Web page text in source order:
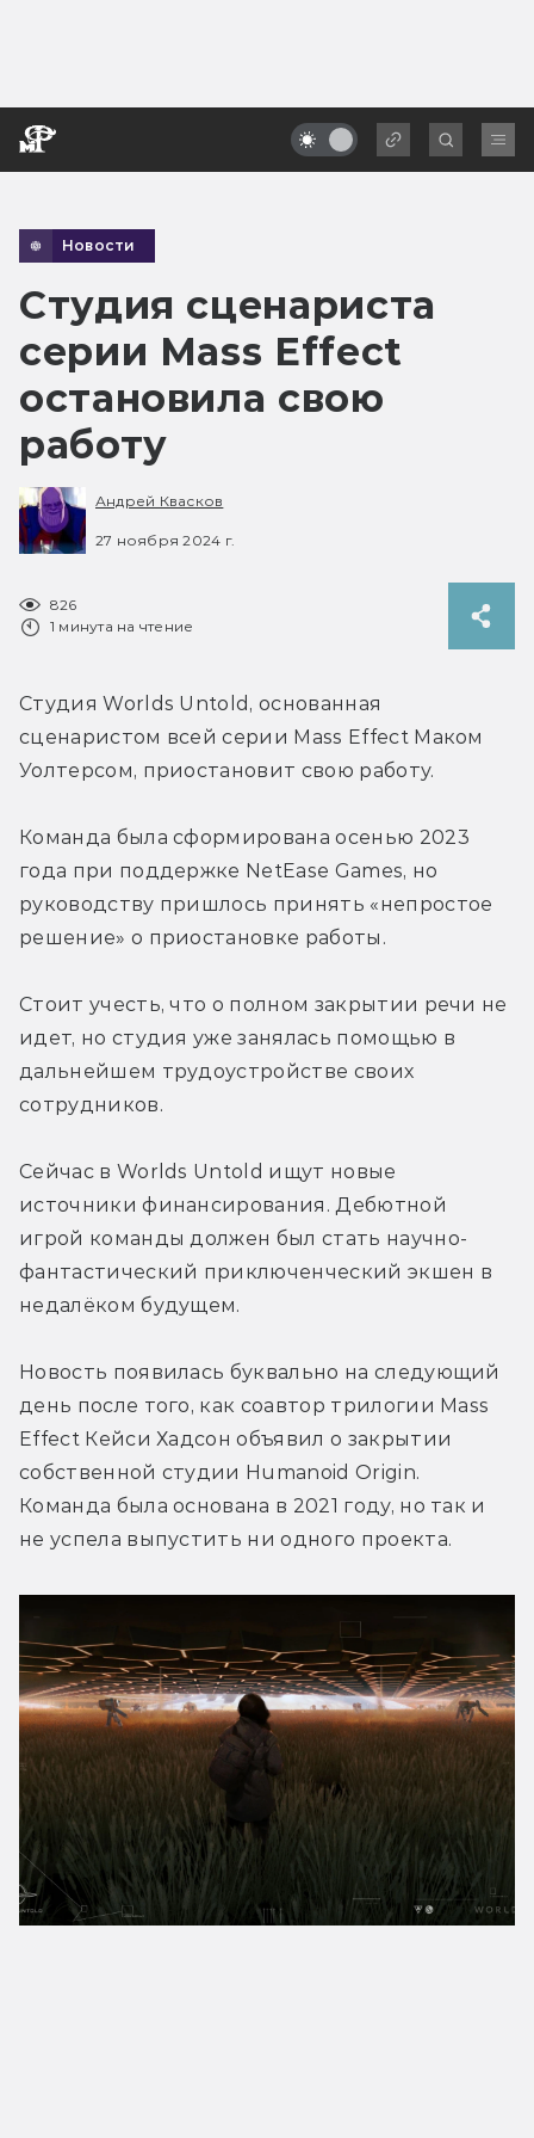
Новости
Студия сценариста
серии Mass Effect
остановила свою
работу
Андрей Квасков
27 ноября 2024 г.
826
1 минута на чтение
сценаристом всей серии Mass Effect Маком
Уолтерсом, приостановит свою работу.
Команда была сформирована осенью 2023
года при поддержке NetEase Games, но
руководству пришлось принять «непростое
решение» о приостановке работы.
Стоит учесть, что о полном закрытии речи не
идет, но студия уже занялась помощью в
дальнейшем трудоустройстве своих
сотрудников.
Сейчас в Worlds Untold ищут новые
источники финансирования. Дебютной
игрой команды должен был стать научно-
фантастический приключенческий экшен в
недалёком будущем.
Новость появилась буквально на следующий
день после того, как соавтор трилогии Mass
Effect Кейси Хадсон объявил о закрытии
собственной студии Humanoid Origin.
Команда была основана в 2021 году, но так и
не успела выпустить ни одного проекта.